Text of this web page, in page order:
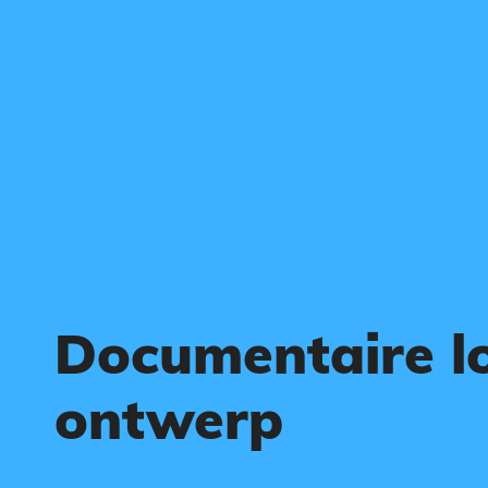
Documentaire
ontwerp